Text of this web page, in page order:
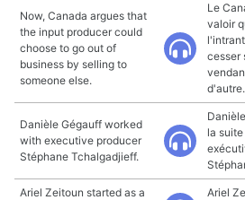
Now, Canada argues that
the input producer could
choose to go out of
business by selling to
someone else.
Le
valoir
cesser
d'autre.
Danièle Gégauff worked
with executive producer
Stéphane Tchalgadjieff.
la
Ariel Zeitoun started as a
Ariel